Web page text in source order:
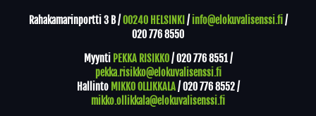
Rahakamarinportti 3 B /00240 HELSINKI / info@elokuvalisenssi.fi/
020 776 8550
Myynti PEKKA RISIKKO/020 776 8551/
pekka.risikko@elokuvalisenssi.fi
Hallinto MIKKO OLLIKKALA/020 776 8552/
mikko.ollikkala@elokuvalisenssi.fi